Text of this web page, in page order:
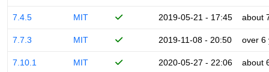
7.4.5 MIT 2019-05-21 - 17:45 about
7.7.3 MIT 2019-11-08 - 20:50 over 6
7.10.1 MIT 2020-05-27 - 22:06 about